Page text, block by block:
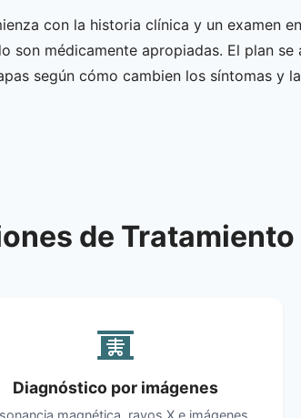
con la historia clínica y un examen
son médicamente apropiadas. El plan
según cómo cambien los síntomas y
de Tratamiento
Diagnóstico por imágenes
magnética, rayos X e imágenes